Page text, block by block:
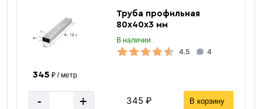
Труба профильная
80х40х3 мм
В наличии
4.5 4
345 ₽ / метр
- + 345 ₽ В корзину